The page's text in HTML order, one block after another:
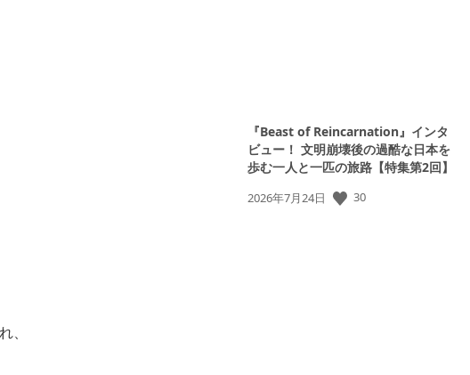
、
『Beast of Reincarnation』インタ
ビュー！ 文明崩壊後の過酷な日本を
歩む一人と一匹の旅路【特集第2回】
公
2026年7月24日 30